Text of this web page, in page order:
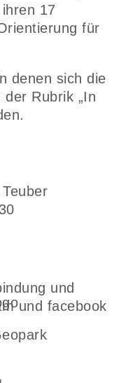
17
für
denen sich die
Rubrik „In
und
und facebook